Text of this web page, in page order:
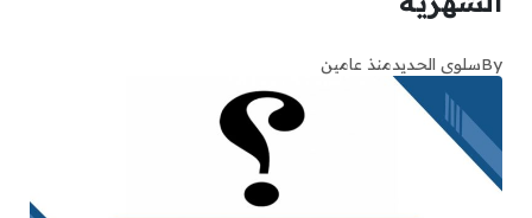
Byسلوى الحديدمنذ عامين